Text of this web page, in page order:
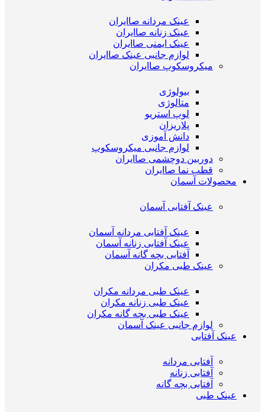
عینک مردانه صاایران
عینک زنانه صاایران
عینک ایمنی صاایران
لوازم جانبی عینک صاایران
میکروسکوپ صاایران
بیولوژی
متالوژی
لوپ استریو
پلاریزان
دانش آموزی
لوازم جانبی میکروسکوپ
دوربین دوچشمی صاایران
قطب نما صاایران
محصولات آسمان
عینک آفتابی آسمان
عینک آفتابی مردانه آسمان
عینک آفتابی زنانه آسمان
آفتابی بچه گانه آسمان
عینک طبی مکران
عینک طبی مردانه مکران
عینک طبی زنانه مکران
عینک طبی بچه گانه مکران
لوازم جانبی عینک آسمان
عینک آفتابی
آفتابی مردانه
آفتابی زنانه
آفتابی بچه گانه
عینک طبی